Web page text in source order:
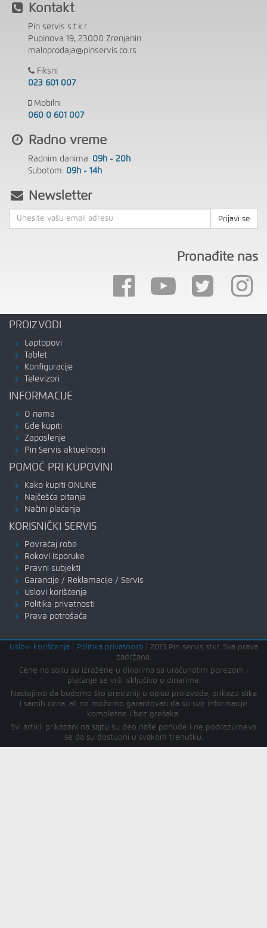
Kontakt
Pin servis s.t.k.r.
Pupinova 19, 23000 Zrenjanin
maloprodaja@pinservis.co.rs
Fiksni
023 601 007
Mobilni
060 0 601 007
Radno vreme
Radnim danima: 09h - 20h
Subotom: 09h - 14h
Newsletter
Prijavi se
Pronađite nas
PROIZVODI
Laptopovi
Tablet
Konfiguracije
Televizori
INFORMACIJE
O nama
Gde kupiti
Zaposlenje
Pin Servis aktuelnosti
POMOĆ PRI KUPOVINI
Kako kupiti ONLINE
Najčešća pitanja
Načini plaćanja
KORISNIČKI SERVIS
Povraćaj robe
Rokovi isporuke
Pravni subjekti
Garancije / Reklamacije / Servis
Uslovi korišćenja
Politika privatnosti
Prava potrošača
Uslovi korišćenja| Politika privatnosti
2015 Pin servis stkr. Sva prava
zadržana.
Cene na sajtu su izražene u dinarima sa uračunatim porezom i
plaćanje se vrši isključivo u dinarima.
Nastojimo da budemo što precizniji u opisu proizvoda, prikazu slika
i samih cena, ali ne možemo garantovati da su sve informacije
kompletne i bez grešaka.
Svi artikli prikazani na sajtu su deo naše ponude i ne podrazumeva
se da su dostupni u svakom trenutku.